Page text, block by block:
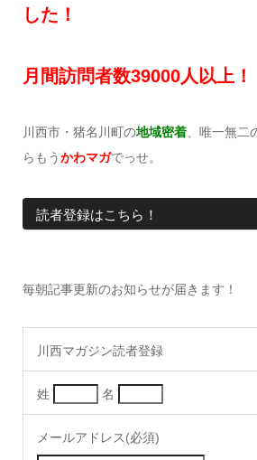
した！
月間訪問者数39000人以上！
川西市・猪名川町の地域密着、唯一無二
らもうかわマガでっせ。
読者登録はこちら！
毎朝記事更新のお知らせが届きます！
川西マガジン読者登録
姓 名
メールアドレス(必須)